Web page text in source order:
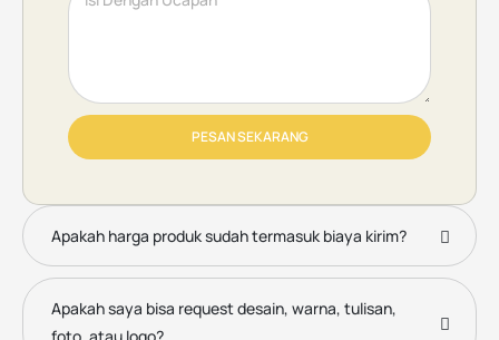
PESAN SEKARANG
Apakah harga produk sudah termasuk biaya kirim?
Apakah saya bisa request desain, warna, tulisan,